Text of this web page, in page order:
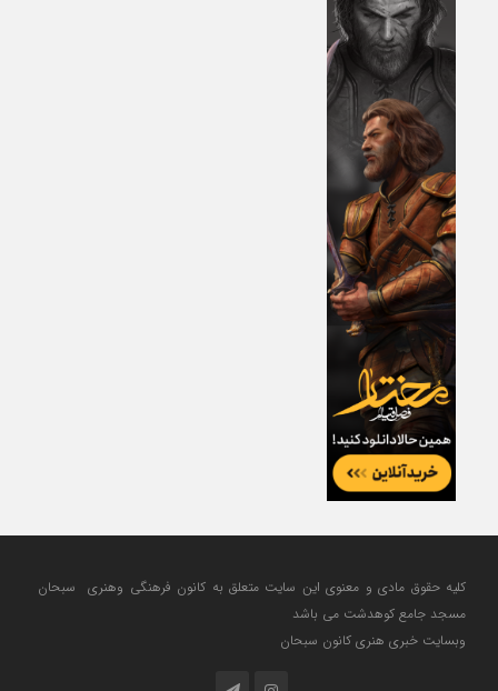
کلیه حقوق مادی و معنوی این سایت متعلق به کانون فرهنگی وهنری سبحان
مسجد جامع کوهدشت می باشد
وبسایت خبری هنری کانون سبحان